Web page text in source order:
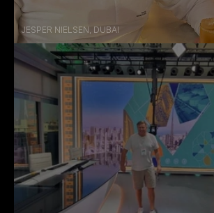
JESPER NIELSEN, DUBAI